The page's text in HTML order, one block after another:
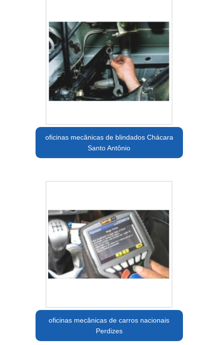
oficinas mecânicas de blindados Chácara
Santo Antônio
oficinas mecânicas de carros nacionais
Perdizes